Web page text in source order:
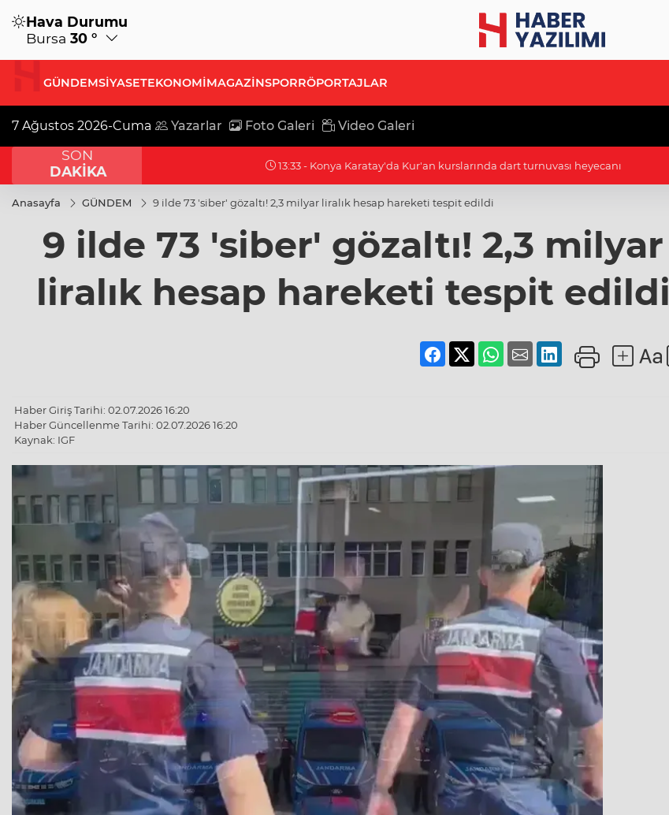
Hava Durumu
Bursa 30 °
GÜNDEMSİYASETEKONOMİMAGAZİNSPORRÖPORTAJLAR
7 Ağustos 2026-Cuma Yazarlar Foto Galeri Video Galeri
SON
DAKİKA
13:33 - Konya Karatay'da Kur'an kurslarında dart turnuvası heyecanı
Anasayfa GÜNDEM 9 ilde 73 'siber' gözaltı! 2,3 milyar liralık hesap hareketi tespit edildi
9 ilde 73 'siber' gözaltı! 2,3 milyar
liralık hesap hareketi tespit edildi
Haber Giriş Tarihi: 02.07.2026 16:20
Haber Güncellenme Tarihi: 02.07.2026 16:20
Kaynak: IGF